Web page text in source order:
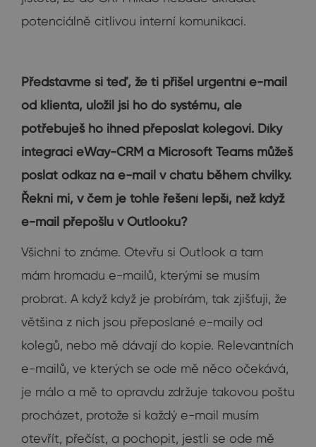
potenciálně citlivou interní komunikaci.
Představme si teď, že ti přišel urgentní e-mail
od klienta, uložil jsi ho do systému, ale
potřebuješ ho ihned přeposlat kolegovi. Díky
integraci eWay-CRM a Microsoft Teams můžeš
poslat odkaz na e-mail v chatu během chvilky.
Řekni mi, v čem je tohle řešení lepší, než když
e-mail přepošlu v Outlooku?
Všichni to známe. Otevřu si Outlook a tam
mám hromadu e-mailů, kterými se musím
probrat. A když když je probírám, tak zjišťuji, že
většina z nich jsou přeposlané e-maily od
kolegů, nebo mě dávají do kopie. Relevantních
e-mailů, ve kterých se ode mě něco očekává,
je málo a mě to opravdu zdržuje takovou poštu
procházet, protože si každý e-mail musím
otevřít, přečíst, a pochopit, jestli se ode mě